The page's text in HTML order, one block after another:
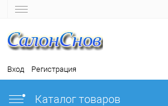
Вход Регистрация
Каталог товаров